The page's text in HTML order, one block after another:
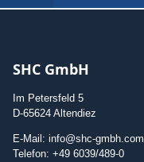
SHC GmbH
Im Petersfeld 5
D-65624 Altendiez
E-Mail: info@shc-gmbh.com
Telefon: +49 6039/489-0